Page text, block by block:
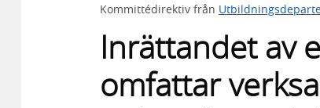
Kommittédirektiv från
Inrättandet av
omfattar